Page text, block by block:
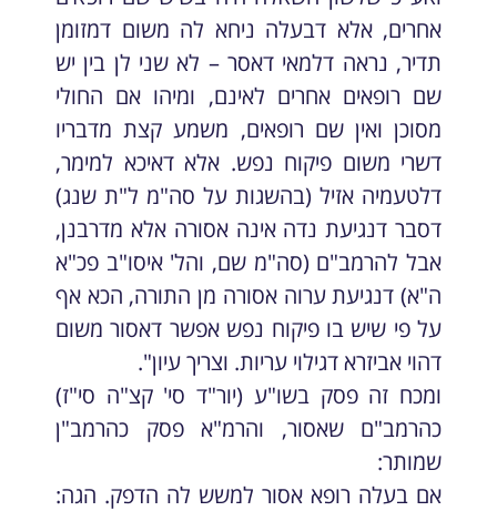
אחרים, אלא דבעלה ניחא לה משום דמזומן
תדיר, נראה דלמאי דאסר – לא שני לן בין יש
שם רופאים אחרים לאינם, ומיהו אם החולי
מסוכן ואין שם רופאים, משמע קצת מדבריו
דשרי משום פיקוח נפש. אלא דאיכא למימר,
דלטעמיה אזיל (בהשגות על סה"מ ל"ת שנג)
דסבר דנגיעת נדה אינה אסורה אלא מדרבנן,
אבל להרמב"ם (סה"מ שם, והל' איסו"ב פכ"א
ה"א) דנגיעת ערוה אסורה מן התורה, הכא אף
על פי שיש בו פיקוח נפש אפשר דאסור משום
דהוי אביזרא דגילוי עריות. וצריך עיון".
ומכח זה פסק בשו"ע (יור"ד סי' קצ"ה סי"ז)
כהרמב"ם שאסור, והרמ"א פסק כהרמב"ן
שמותר:
אם בעלה רופא אסור למשש לה הדפק. הגה: